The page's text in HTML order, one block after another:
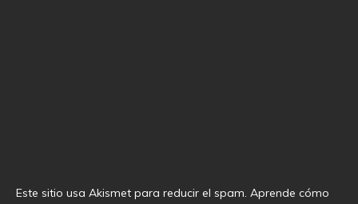
Este sitio usa Akismet para reducir el spam. Aprende cómo